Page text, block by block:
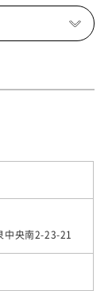
中央南2-23-21